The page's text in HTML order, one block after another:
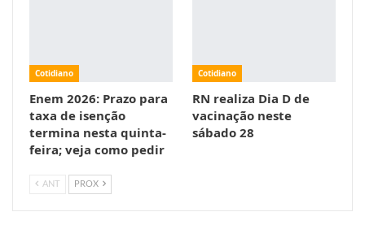
Cotidiano
Enem 2026: Prazo para
taxa de isenção
termina nesta quinta-
feira; veja como pedir
Cotidiano
RN realiza Dia D de
vacinação neste
sábado 28
ANT PROX